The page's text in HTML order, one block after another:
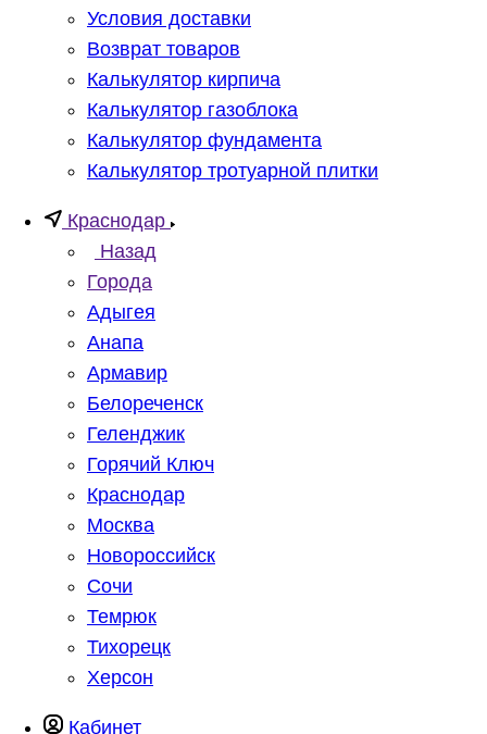
Условия доставки
Возврат товаров
Калькулятор кирпича
Калькулятор газоблока
Калькулятор фундамента
Калькулятор тротуарной плитки
Краснодар
Назад
Города
Адыгея
Анапа
Армавир
Белореченск
Геленджик
Горячий Ключ
Краснодар
Москва
Новороссийск
Сочи
Темрюк
Тихорецк
Херсон
Кабинет